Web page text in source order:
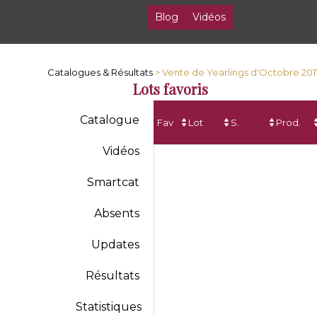
Blog Vidéos
Catalogues & Résultats > Vente de Yearlings d'Octobre
Lots favoris
Catalogue
Vidéos
Smartcat
Absents
Updates
Résultats
Statistiques
Fav Lot S. Prod.